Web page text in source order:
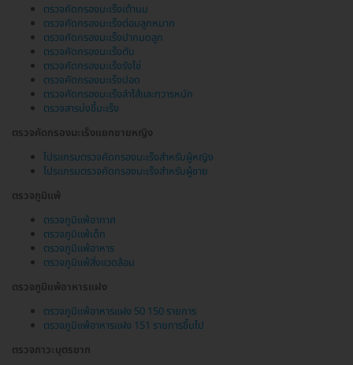
ตรวจคัดกรองมะเร็งเต้านม
ตรวจคัดกรองมะเร็งต่อมลูกหมาก
ตรวจคัดกรองมะเร็งปากมดลูก
ตรวจคัดกรองมะเร็งตับ
ตรวจคัดกรองมะเร็งรังไข่
ตรวจคัดกรองมะเร็งปอด
ตรวจคัดกรองมะเร็งลำไส้และทวารหนัก
ตรวจสารบ่งชี้มะเร็ง
ตรวจคัดกรองมะเร็งแยกชายหญิง
โปรแกรมตรวจคัดกรองมะเร็งสำหรับผู้หญิง
โปรแกรมตรวจคัดกรองมะเร็งสำหรับผู้ชาย
ตรวจภูมิแพ้
ตรวจภูมิแพ้อากาศ
ตรวจภูมิแพ้เด็ก
ตรวจภูมิแพ้อาหาร
ตรวจภูมิแพ้สิ่งแวดล้อม
ตรวจภูมิแพ้อาหารแฝง
ตรวจภูมิแพ้อาหารแฝง 50 150 รายการ
ตรวจภูมิแพ้อาหารแฝง 151 รายการขึ้นไป
ตรวจภาวะบุตรยาก